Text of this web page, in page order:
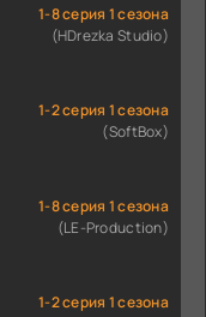
1-8 серия 1 сезона
(HDrezka Studio)
1-2 серия 1 сезона
(SoftBox)
1-8 серия 1 сезона
(LE-Production)
1-2 серия 1 сезона